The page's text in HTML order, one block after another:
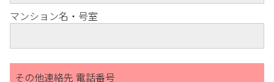
マンション名・号室
その他連絡先 電話番号